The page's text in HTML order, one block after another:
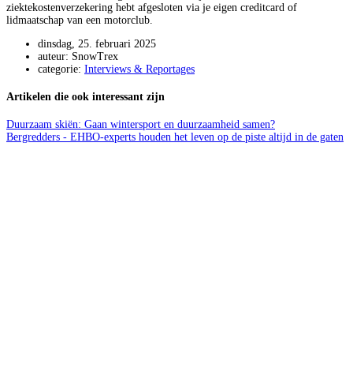
ziektekostenverzekering hebt afgesloten via je eigen creditcard of
lidmaatschap van een motorclub.
dinsdag, 25. februari 2025
auteur: SnowTrex
categorie: Interviews & Reportages
Artikelen die ook interessant zijn
Duurzaam skiën: Gaan wintersport en duurzaamheid samen?
Bergredders - EHBO-experts houden het leven op de piste altijd in de gaten